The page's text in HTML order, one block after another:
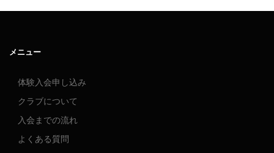
メニュー
体験入会申し込み
クラブについて
入会までの流れ
よくある質問